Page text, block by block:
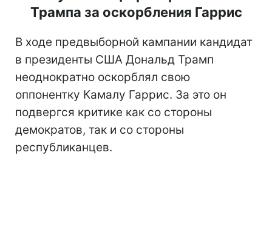
Трампа за оскорбления Гаррис
В ходе предвыборной кампании кандидат
в президенты США Дональд Трамп
неоднократно оскорблял свою
оппонентку Камалу Гаррис. За это он
подвергся критике как со стороны
демократов, так и со стороны
республиканцев.